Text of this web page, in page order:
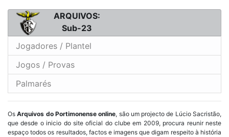
ARQUIVOS:
Sub-23
Jogadores / Plantel
Jogos / Provas
Palmarés
OsArquivos do Portimonense online, são um projecto de Lúcio Sacristão,
que desde o inicio do site oficial do clube em 2009, procura reunir neste
espaço todos os resultados, factos e imagens que digam respeito à história